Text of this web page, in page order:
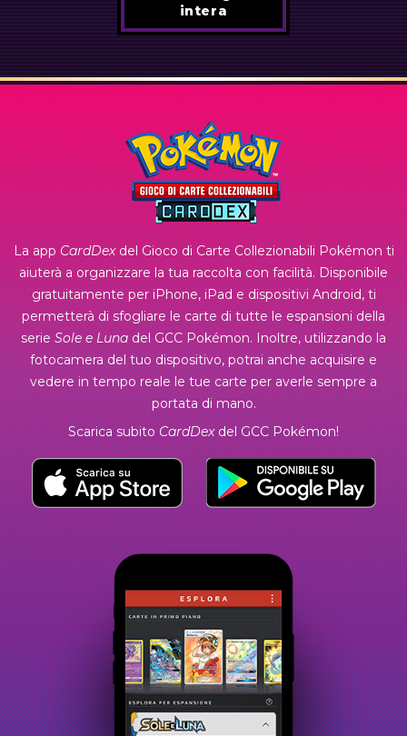
intera
La app CardDexdel Gioco di Carte Collezionabili Pokémon ti
aiuterà a organizzare la tua raccolta con facilità. Disponibile
gratuitamente per iPhone, iPad e dispositivi Android, ti
permetterà di sfogliare le carte di tutte le espansioni della
serieSole e Lunadel GCC Pokémon. Inoltre, utilizzando la
fotocamera del tuo dispositivo, potrai anche acquisire e
vedere in tempo reale le tue carte per averle sempre a
portata di mano.
Scarica subitoCardDexdel GCC Pokémon!